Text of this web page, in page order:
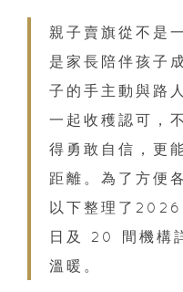
親子賣旗從不是
是家長陪伴孩子
子的手主動與路
一起收穫認可，
得勇敢自信，更
距離。為了方便
以下整理了
日及 20 間機構
溫暖。